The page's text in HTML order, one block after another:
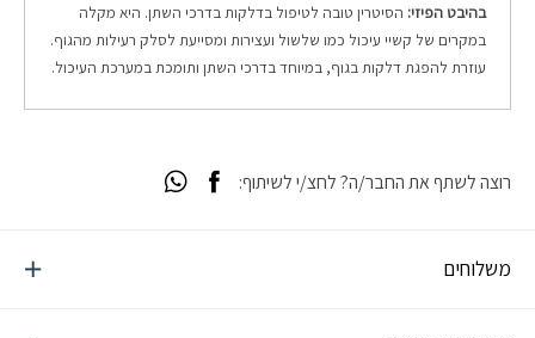
בהיבט הפיזי: הסיטרין טובה לטיפול בדלקות בדרכי השתן. היא מקלה
במקרים של קשיי עיכול כמו שלשול ועצירות ומסייעת לסלק רעילות מהגוף.
עוזרת להפגת דלקות בגוף, במיוחד בדרכי השתן ותומכת במערכת העיכול.
משלוחים
רוצה לשתף את החבר/ה? לחצ/י לשיתוף: